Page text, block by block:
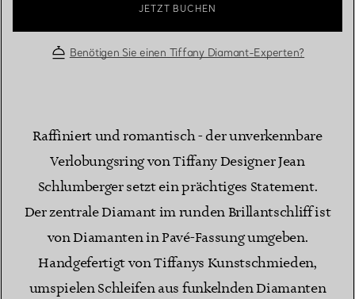
JETZT BUCHEN
Benötigen Sie einen Tiffany Diamant-Experten?
Raffiniert​​ und romantisch - der unverkennbare
Verlobungsring von Tiffany Designer Jean
Schlumberger setzt ein prächtiges Statement.
Der zentrale Diamant im runden Brillantschliff ist
von Diamanten in Pavé-Fassung umgeben.
Handgefertigt von Tiffanys Kunstschmieden,
umspielen Schleifen aus funkelnden Diamanten